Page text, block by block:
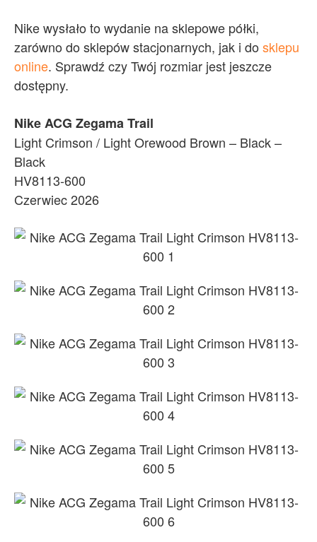
Nike wysłało to wydanie na sklepowe półki,
zarówno do sklepów stacjonarnych, jak i do sklepu
online. Sprawdź czy Twój rozmiar jest jeszcze
dostępny.
Nike ACG Zegama Trail
Light Crimson / Light Orewood Brown – Black –
Black
HV8113-600
Czerwiec 2026